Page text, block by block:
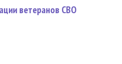
ветеранов СВО